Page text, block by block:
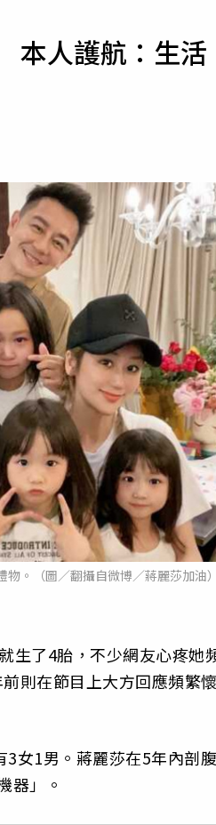
本人護航：生活
。（圖／翻攝自微博／蔣麗莎加油
生了4胎，不少網友心疼她
則在節目上大方回應頻繁
女1男。蔣麗莎在5年內剖腹
器」。